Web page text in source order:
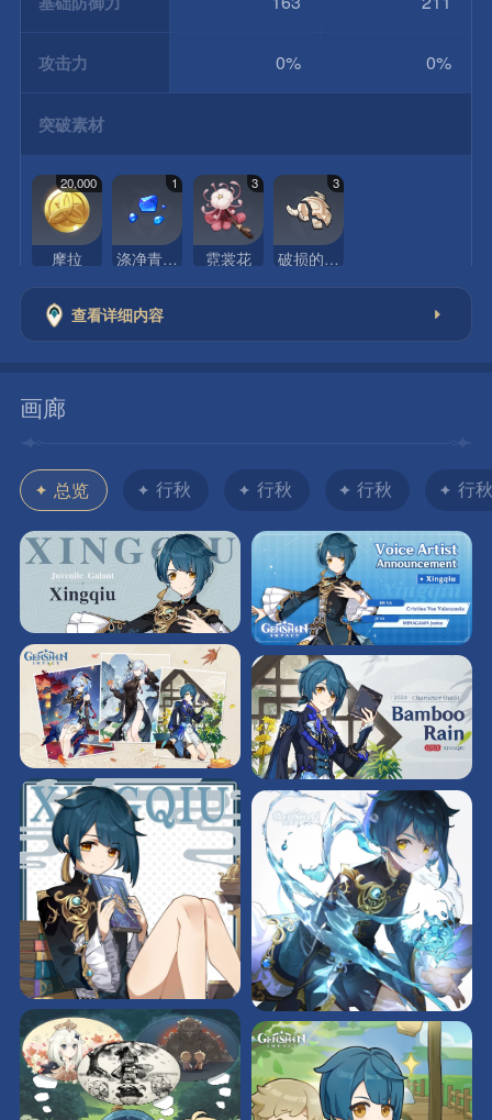
攻击力 0% 0%
突破素材
20,000
摩拉
1
涤净青金碎屑
3
霓裳花
3
破损的面具
查看详细内容
画廊
总览 行秋 行秋 行秋 行